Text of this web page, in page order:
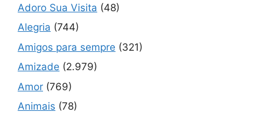
Adoro Sua Visita (48)
Alegria (744)
Amigos para sempre (321)
Amizade (2.979)
Amor (769)
Animais (78)